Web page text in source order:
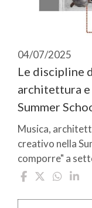
04/07/2025
Le discipline
architettura
Summer
Musica,
creativo nella
comporre" a